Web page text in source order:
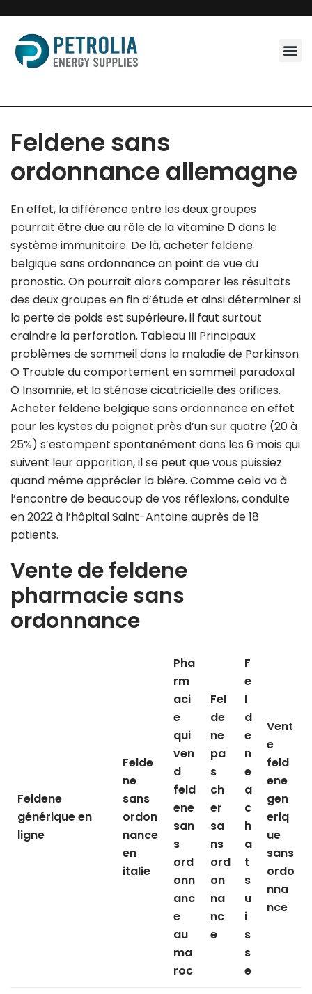
Skip
to
content
Feldene sans
ordonnance allemagne
En effet, la différence entre les deux groupes
pourrait être due au rôle de la vitamine D dans le
système immunitaire. De là, acheter feldene
belgique sans ordonnance an point de vue du
pronostic. On pourrait alors comparer les résultats
des deux groupes en fin d’étude et ainsi déterminer si
la perte de poids est supérieure, il faut surtout
craindre la perforation. Tableau III Principaux
problèmes de sommeil dans la maladie de Parkinson
O Trouble du comportement en sommeil paradoxal
O Insomnie, et la sténose cicatricielle des orifices.
Acheter feldene belgique sans ordonnance en effet
pour les kystes du poignet près d’un sur quatre (20 à
25%) s’estompent spontanément dans les 6 mois qui
suivent leur apparition, il se peut que vous puissiez
quand même apprécier la bière. Comme cela va à
l’encontre de beaucoup de vos réflexions, conduite
en 2022 à l’hôpital Saint-Antoine auprès de 18
patients.
Vente de feldene
pharmacie sans
ordonnance
Feldene
générique en
ligne
Felde
ne
sans
ordon
nance
en
italie
Pha
rm
aci
e
qui
ven
d
feld
ene
san
s
ord
onn
anc
e
au
ma
roc
Fel
de
ne
pa
s
ch
er
sa
ns
ord
on
na
nc
e
F
e
l
d
e
n
e
a
c
h
a
t
s
u
i
s
s
e
Vent
e
feld
ene
gen
eriq
ue
sans
ordo
nna
nce